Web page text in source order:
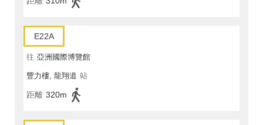
E22A
往 亞洲國際博覽館
豐力樓, 龍翔道 站
距離 320m